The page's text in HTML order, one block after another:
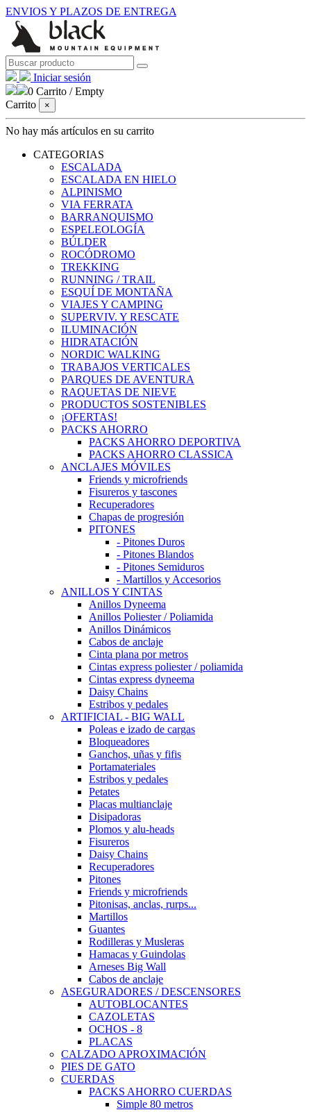
ENVIOS Y PLAZOS DE ENTREGA
Iniciar sesión
0 Carrito /Empty
Carrito
×
No hay más artículos en su carrito
CATEGORIAS
ESCALADA
ESCALADA EN HIELO
ALPINISMO
VIA FERRATA
BARRANQUISMO
ESPELEOLOGÍA
BÚLDER
ROCÓDROMO
TREKKING
RUNNING / TRAIL
ESQUÍ DE MONTAÑA
VIAJES Y CAMPING
SUPERVIV. Y RESCATE
ILUMINACIÓN
HIDRATACIÓN
NORDIC WALKING
TRABAJOS VERTICALES
PARQUES DE AVENTURA
RAQUETAS DE NIEVE
PRODUCTOS SOSTENIBLES
¡OFERTAS!
PACKS AHORRO
PACKS AHORRO DEPORTIVA
PACKS AHORRO CLASSICA
ANCLAJES MÓVILES
Friends y microfriends
Fisureros y tascones
Recuperadores
Chapas de progresión
PITONES
- Pitones Duros
- Pitones Blandos
- Pitones Semiduros
- Martillos y Accesorios
ANILLOS Y CINTAS
Anillos Dyneema
Anillos Poliester / Poliamida
Anillos Dinámicos
Cabos de anclaje
Cinta plana por metros
Cintas express poliester / poliamida
Cintas express dyneema
Daisy Chains
Estribos y pedales
ARTIFICIAL - BIG WALL
Poleas e izado de cargas
Bloqueadores
Ganchos, uñas y fifis
Portamateriales
Estribos y pedales
Petates
Placas multianclaje
Disipadoras
Plomos y alu-heads
Fisureros
Daisy Chains
Recuperadores
Pitones
Friends y microfriends
Pitonisas, anclas, rurps...
Martillos
Guantes
Rodilleras y Musleras
Hamacas y Guindolas
Arneses Big Wall
Cabos de anclaje
ASEGURADORES / DESCENSORES
AUTOBLOCANTES
CAZOLETAS
OCHOS - 8
PLACAS
CALZADO APROXIMACIÓN
PIES DE GATO
CUERDAS
PACKS AHORRO CUERDAS
Simple 80 metros